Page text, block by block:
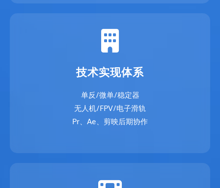
技术实现体系
单反/微单/稳定器
无人机/FPV/电子滑轨
Pr、Ae、剪映后期协作